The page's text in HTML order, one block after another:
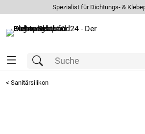
Spezialist für Dichtungs- &
< Sanitärsilikon